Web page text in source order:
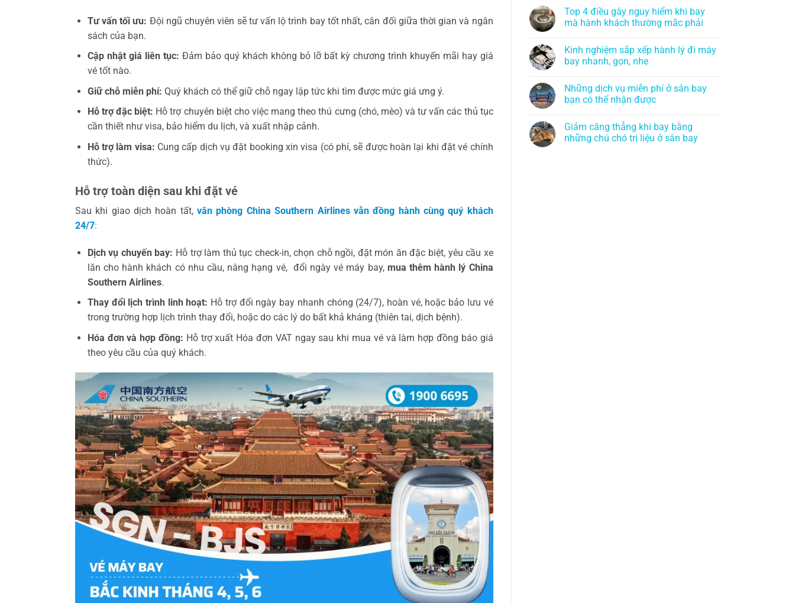
Tư vấn tối ưu: Đội ngũ chuyên viên sẽ tư vấn lộ trình bay tốt nhất, cân đối giữa thời gian và ngân
sách của bạn.
Cập nhật giá liên tục: Đảm bảo quý khách không bỏ lỡ bất kỳ chương trình khuyến mãi hay giá
vé tốt nào.
Giữ chỗ miễn phí: Quý khách có thể giữ chỗ ngay lập tức khi tìm được mức giá ưng ý.
Hỗ trợ đặc biệt: Hỗ trợ chuyên biệt cho việc mang theo thú cưng (chó, mèo) và tư vấn các thủ tục
cần thiết như visa, bảo hiểm du lịch, và xuất nhập cảnh.
Hỗ trợ làm visa: Cung cấp dịch vụ đặt booking xin visa (có phí, sẽ được hoàn lại khi đặt vé chính
thức).
Hỗ trợ toàn diện sau khi đặt vé
Sau khi giao dịch hoàn tất,văn phòng China Southern Airlines vẫn đồng hành cùng quý khách
24/7:
Dịch vụ chuyến bay: Hỗ trợ làm thủ tục check-in, chọn chỗ ngồi, đặt món ăn đặc biệt, yêu cầu xe
lăn cho hành khách có nhu cầu, nâng hạng vé, đổi ngày vé máy bay, mua thêm hành lý China
Southern Airlines.
Thay đổi lịch trình linh hoạt: Hỗ trợ đổi ngày bay nhanh chóng (24/7), hoàn vé, hoặc bảo lưu vé
trong trường hợp lịch trình thay đổi, hoặc do các lý do bất khả kháng (thiên tai, dịch bệnh).
Hóa đơn và hợp đồng: Hỗ trợ xuất Hóa đơn VAT ngay sau khi mua vé và làm hợp đồng báo giá
theo yêu cầu của quý khách.
Top 4 điều gây nguy hiểm khi bay
mà hành khách thường mắc phải
Kinh nghiệm sắp xếp hành lý đi máy
bay nhanh, gọn, nhẹ
Những dịch vụ miễn phí ở sân bay
bạn có thể nhận được
Giảm căng thẳng khi bay bằng
những chú chó trị liệu ở sân bay